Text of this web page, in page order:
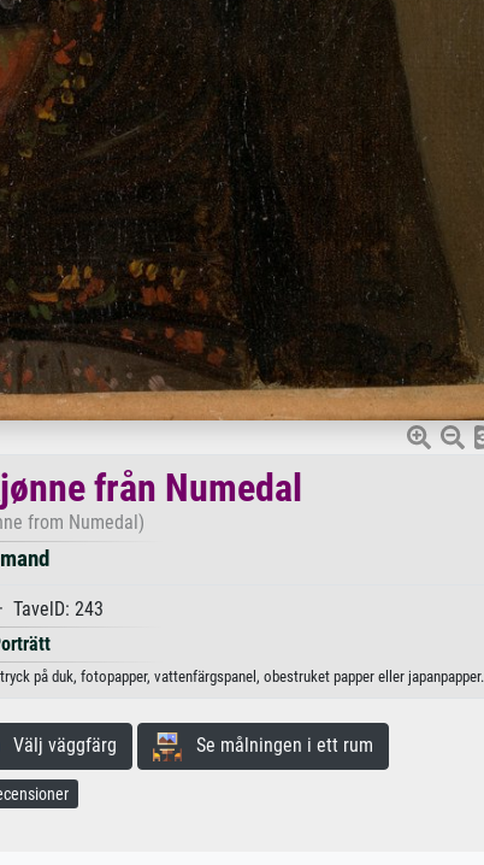
från Numedal
from Numedal)
TavelD: 243
på duk, fotopapper, vattenfärgspanel, obestruket papper eller japanpapper.
Välj väggfärg Se målningen i ett rum